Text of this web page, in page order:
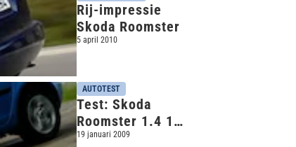
Rij-impressie
Skoda Roomster
5 april 2010
AUTOTEST
Test: Skoda
Roomster 1.4 16V
Ambiente (2008)
19 januari 2009